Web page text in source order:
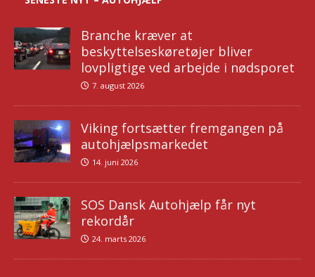
Branche kræver at
beskyttelseskøretøjer bliver
lovpligtige ved arbejde i nødsporet
7. august 2026
Viking fortsætter fremgangen på
autohjælpsmarkedet
14. juni 2026
SOS Dansk Autohjælp får nyt
rekordår
24. marts 2026